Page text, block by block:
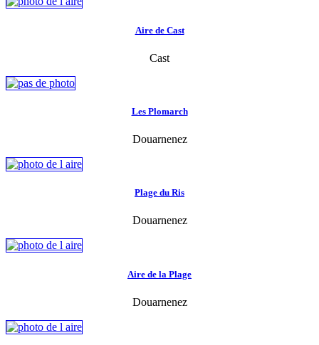
Aire de Cast
Cast
Les Plomarch
Douarnenez
Plage du Ris
Douarnenez
Aire de la Plage
Douarnenez